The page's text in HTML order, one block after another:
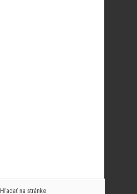
Hľadať na stránke